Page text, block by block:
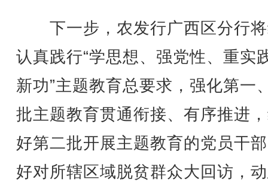
下一步，农发行广西区分行
认真践行“学思想、强党性、重实
新功”主题教育总要求，强化第一
批主题教育贯通衔接、有序推进
好第二批开展主题教育的党员干
好对所辖区域脱贫群众大回访，